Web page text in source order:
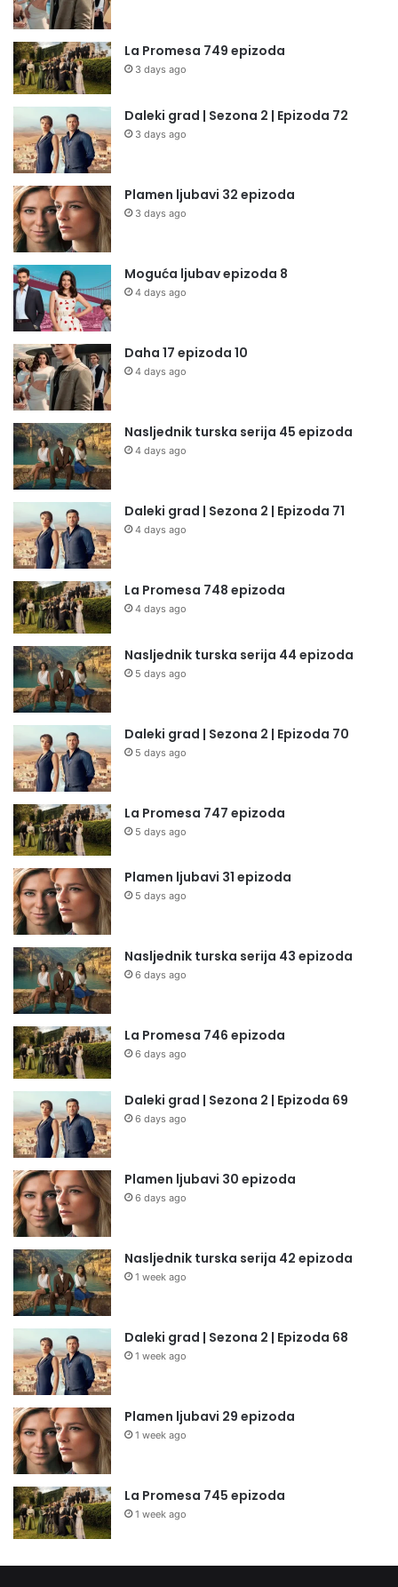
La Promesa 749 epizoda
3 days ago
Daleki grad | Sezona 2 | Epizoda 72
3 days ago
Plamen ljubavi 32 epizoda
3 days ago
Moguća ljubav epizoda 8
4 days ago
Daha 17 epizoda 10
4 days ago
Nasljednik turska serija 45 epizoda
4 days ago
Daleki grad | Sezona 2 | Epizoda 71
4 days ago
La Promesa 748 epizoda
4 days ago
Nasljednik turska serija 44 epizoda
5 days ago
Daleki grad | Sezona 2 | Epizoda 70
5 days ago
La Promesa 747 epizoda
5 days ago
Plamen ljubavi 31 epizoda
5 days ago
Nasljednik turska serija 43 epizoda
6 days ago
La Promesa 746 epizoda
6 days ago
Daleki grad | Sezona 2 | Epizoda 69
6 days ago
Plamen ljubavi 30 epizoda
6 days ago
Nasljednik turska serija 42 epizoda
1 week ago
Daleki grad | Sezona 2 | Epizoda 68
1 week ago
Plamen ljubavi 29 epizoda
1 week ago
La Promesa 745 epizoda
1 week ago